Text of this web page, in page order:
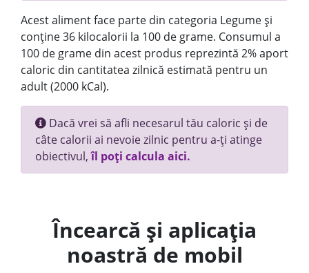
Acest aliment face parte din categoria Legume și
conține 36 kilocalorii la 100 de grame. Consumul a
100 de grame din acest produs reprezintă 2% aport
caloric din cantitatea zilnică estimată pentru un
adult (2000 kCal).
Dacă vrei să afli necesarul tău caloric și de
câte calorii ai nevoie zilnic pentru a-ți atinge
obiectivul,îl poți calcula aici.
Încearcă și aplicația
noastră de mobil